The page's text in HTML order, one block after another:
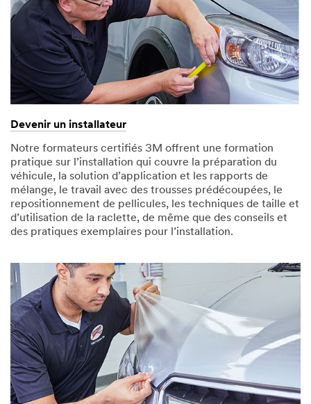
Devenir un installateur
Notre formateurs certifiés 3M offrent une formation
pratique sur l’installation qui couvre la préparation du
véhicule, la solution d’application et les rapports de
mélange, le travail avec des trousses prédécoupées, le
repositionnement de pellicules, les techniques de taille et
d’utilisation de la raclette, de même que des conseils et
des pratiques exemplaires pour l’installation.